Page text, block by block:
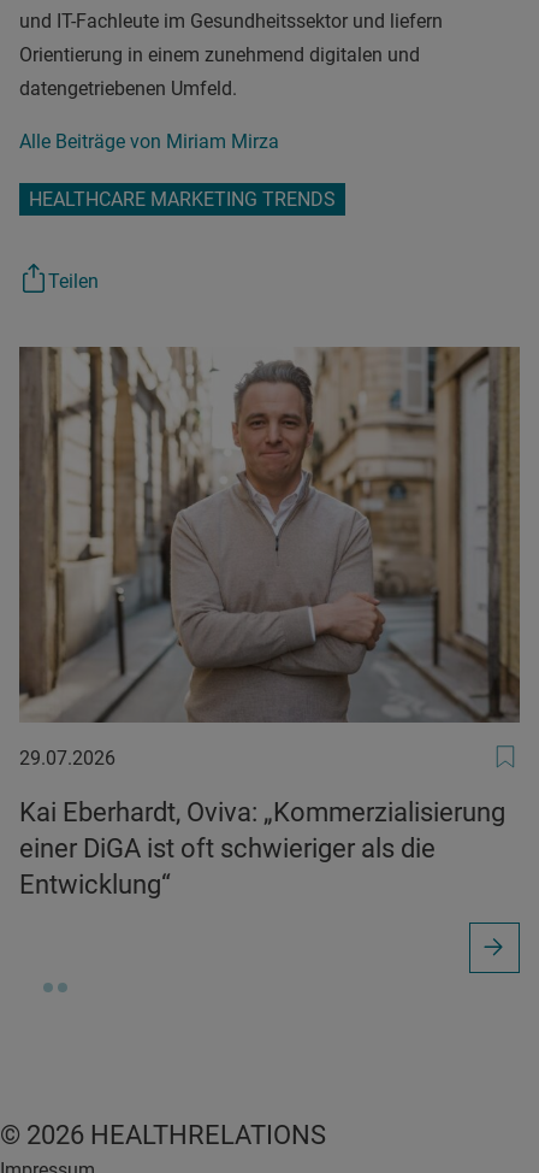
und IT-Fachleute im Gesundheitssektor und liefern
Orientierung in einem zunehmend digitalen und
datengetriebenen Umfeld.
Alle Beiträge von Miriam Mirza
HEALTHCARE MARKETING TRENDS
Teilen
29.07.2026
29.07.2026
Kai Eberhardt, Oviva: „Kommerzialisierung
einer DiGA ist oft schwieriger als die
Entwicklung“
© 2026 HEALTHRELATIONS